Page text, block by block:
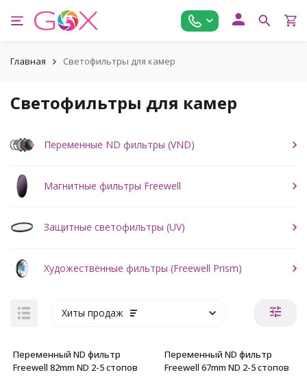
Главная Светофильтры для камер
Светофильтры для камер
Переменные ND фильтры (VND)
Магнитные фильтры Freewell
Защитные светофильтры (UV)
Художественные фильтры (Freewell Prism)
Хиты продаж
Переменный ND фильтр
Freewell 82mm ND 2-5 стопов
Переменный ND фильтр
Freewell 67mm ND 2-5 стопов